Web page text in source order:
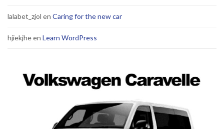
lalabet_zjol en Caring for the new car
hjiekjheen Learn WordPress